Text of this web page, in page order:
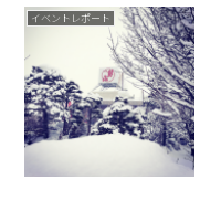
イベントレポート